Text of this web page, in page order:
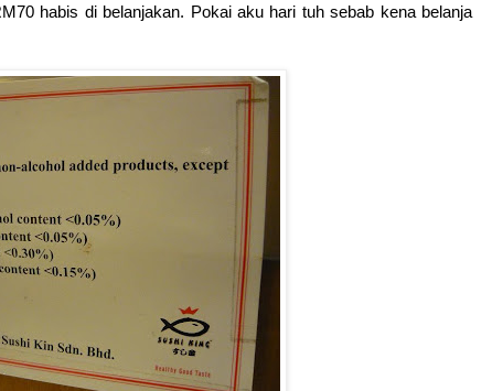
habis di belanjakan. Pokai aku hari tuh sebab kena belanja